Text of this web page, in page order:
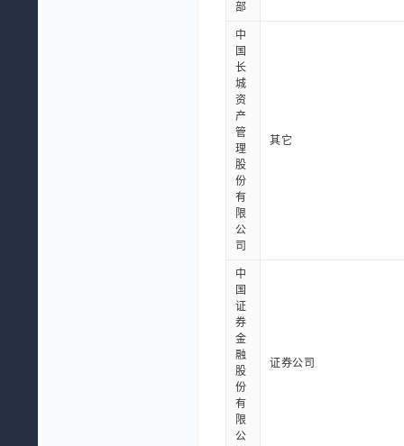
部
中
国
长
城
资
产
管
理
股
份
有
限
公
司
其它
中
国
证
券
金
融
股
份
有
限
公
证券公司